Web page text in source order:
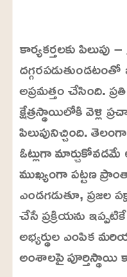
n
u
t
e
a
d
e
d
:
2
2
.
9
9
%
కార్యకర్తలకు
అప్రమత్తం చేసింది.
క్షేత్రస్థాయిలోకి వెళ్లి
పిలుపునిచ్చింది.
ఓట్లుగా మార్చుకోవడమే
ముఖ్యంగా పట్టణ
ఎండగడుతూ, ప్రజల
చేసే ప్రక్రియను
అభ్యర్థుల ఎంపిక
అంశాలపై పూర్తిస్థాయి